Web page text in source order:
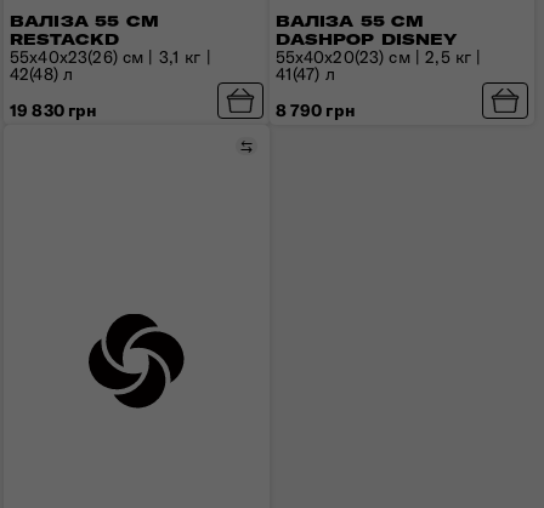
ВАЛІЗА 55 СМ
RESTACKD
55x40x23(26) см | 3,1 кг |
42(48) л
19 830 грн
ВАЛІЗА 55 СМ
DASHPOP DISNEY
55x40x20(23) см | 2,5 кг |
41(47) л
8 790 грн
Порівняти